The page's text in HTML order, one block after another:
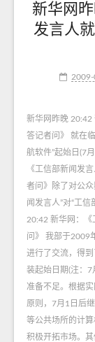
新华网
发言人
2009-
新华网昨晚 20:42
答记者问》 就在
航软件”起始日(7
《工信部新闻发
者问》除了对公众
闻发言人”对“工
20:42 新华网：《
问》 我部于2009
进行了交流，得
装起始日期(注：7
准备不足。根据
原则，7月1日后
等公共场所的计
积极开拓市场。